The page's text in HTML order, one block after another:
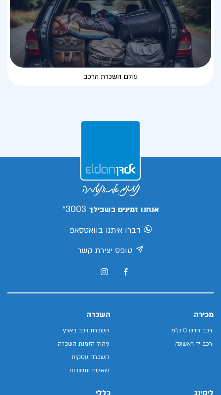
עולם השכרת הרכב
אנחנו זמינים בשבילך 3003*
דברו איתנו בוואטסאפ
טופס יצירת קשר
מכירה
רכב חדש 0 ק"מ
רכב יד ראשונה
השכרה
השכרת רכב בארץ
ניהול הזמנת השכרה
השכרה עסקית
שאלות ותשובות
ליסינג כללי